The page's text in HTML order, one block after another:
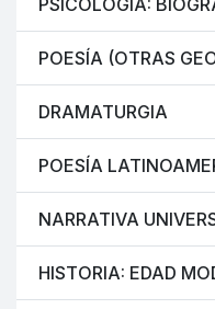
PSICOLOGÍA:
POESÍA (OTRAS
DRAMATURGIA
POESÍA
NARRATIVA
HISTORIA: EDAD